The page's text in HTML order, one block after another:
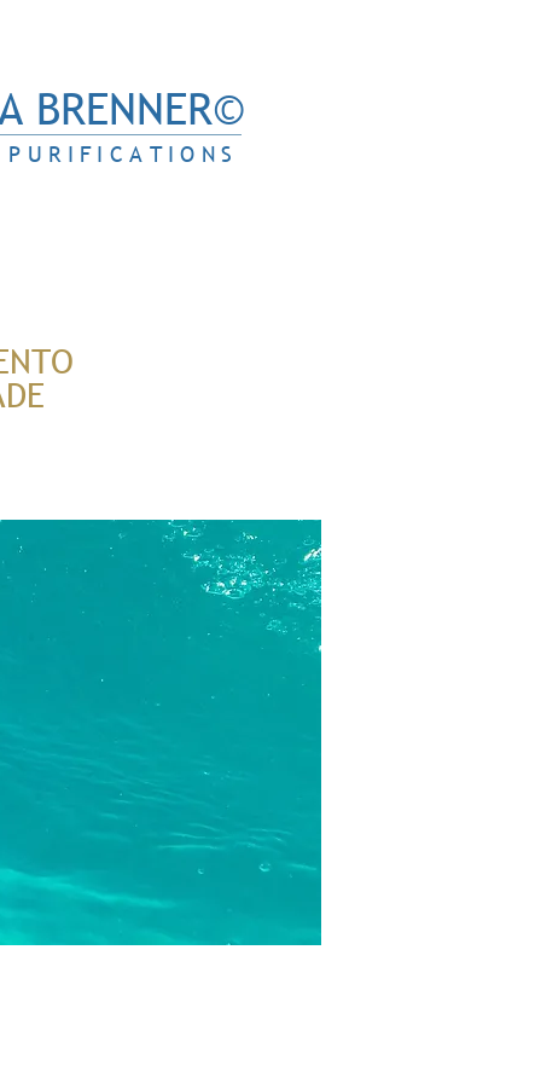
BRENNER©